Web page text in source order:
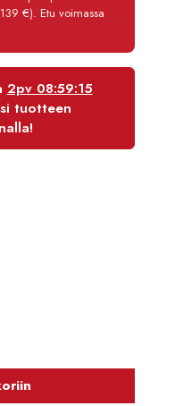
€). Etu voimassa
2pv 08:59:15
tuotteen